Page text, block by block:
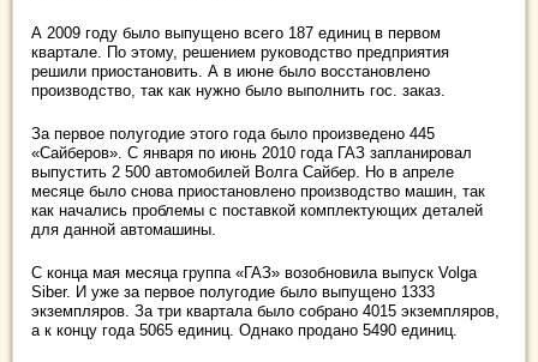
А 2009 году было выпущено всего 187 единиц в первом
квартале. По этому, решением руководство предприятия
решили приостановить. А в июне было восстановлено
производство, так как нужно было выполнить гос. заказ.
За первое полугодие этого года было произведено 445
«Сайберов». С января по июнь 2010 года ГАЗ запланировал
выпустить 2 500 автомобилей Волга Сайбер. Но в апреле
месяце было снова приостановлено производство машин, так
как начались проблемы с поставкой комплектующих деталей
для данной автомашины.
С конца мая месяца группа «ГАЗ» возобновила выпуск Volga
Siber. И уже за первое полугодие было выпущено 1333
экземпляров. За три квартала было собрано 4015 экземпляров,
а к концу года 5065 единиц. Однако продано 5490 единиц.